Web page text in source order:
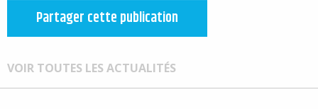
Partager cette publication
VOIR TOUTES LES ACTUALITÉS